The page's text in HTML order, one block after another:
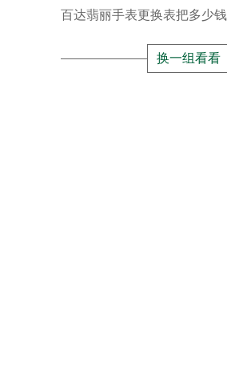
百达翡丽手表更换表把多少钱
换一组看看